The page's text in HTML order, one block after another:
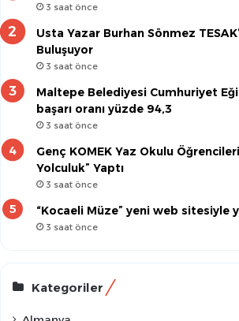
3 saat önce
Usta Yazar Burhan Sönmez
Buluşuyor
3 saat önce
Maltepe Belediyesi Cumhuriyet
başarı oranı yüzde 94,3
3 saat önce
Genç KOMEK Yaz Okulu
Yolculuk” Yaptı
3 saat önce
“Kocaeli Müze” yeni web sitesiyle
3 saat önce
Kategoriler